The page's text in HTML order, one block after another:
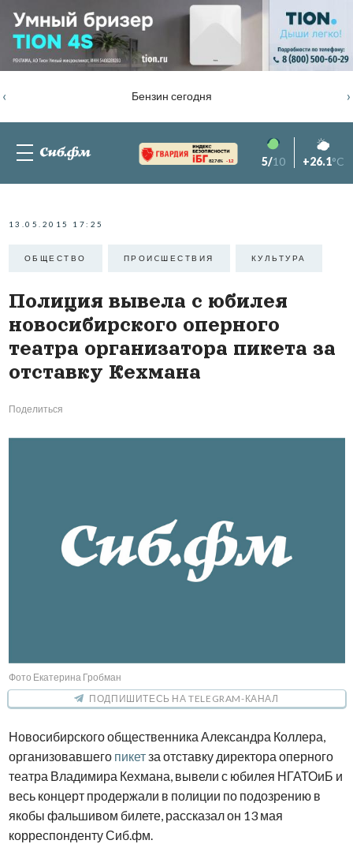
Бензин сегодня
‹ ›
82.76% -1.2 5/10 +26.1°C
13.05.2015 17:25
ОБЩЕСТВО ПРОИCШЕСТВИЯ КУЛЬТУРА
Полиция вывела с юбилея
новосибирского оперного
театра организатора пикета за
отставку Кехмана
Поделиться
Фото Екатерина Гробман
ПОДПИШИТЕСЬ НА TELEGRAM-КАНАЛ
Новосибирского общественника Александра Коллера,
организовавшего пикетза отставку директора оперного
театра Владимира Кехмана, вывели с юбилея НГАТОиБ и
весь концерт продержали в полиции по подозрению в
якобы фальшивом билете, рассказал он 13 мая
корреспонденту Сиб.фм.